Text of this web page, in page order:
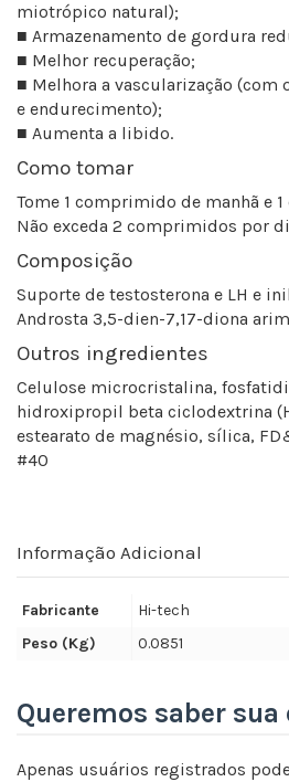
miotrópico natural);
■ Armazenamento de gordura
■ Melhor recuperação;
■ Melhora a vascularização (com
e endurecimento);
■ Aumenta a libido.
Como tomar
Tome 1 comprimido de manhã e
Não exceda 2 comprimidos por
Composição
Suporte de testosterona e LH e
Androsta 3,5-dien-7,17-diona
Outros ingredientes
Celulose microcristalina,
hidroxipropil beta ciclodextrina
estearato de magnésio, sílica,
#40
Informação Adicional
Fabricante
Hi-tech
Peso (Kg)
0.0851
Queremos saber
Apenas usuários registrados